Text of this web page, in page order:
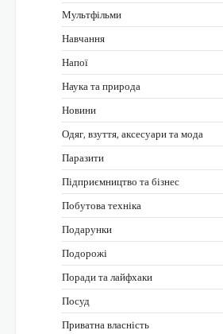
Мультфільми
Навчання
Напої
Наука та природа
Новини
Одяг, взуття, аксесуари та мода
Паразити
Підприємництво та бізнес
Побутова техніка
Подарунки
Подорожі
Поради та лайфхаки
Посуд
Приватна власність